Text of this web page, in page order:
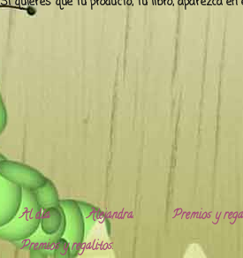
Al día Alejandra. Premios y
Premios y regalitos.